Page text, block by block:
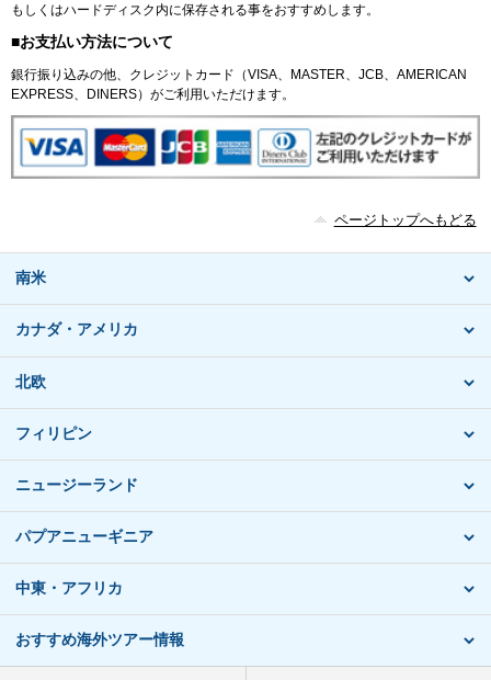
もしくはハードディスク内に保存される事をおすすめします。
■お支払い方法について
銀行振り込みの他、クレジットカード（VISA、MASTER、JCB、AMERICAN
EXPRESS、DINERS）がご利用いただけます。
ページトップへもどる
南米
カナダ・アメリカ
北欧
フィリピン
ニュージーランド
パプアニューギニア
中東・アフリカ
おすすめ海外ツアー情報